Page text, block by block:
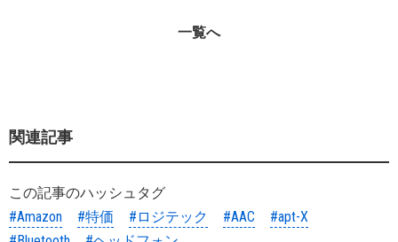
一覧へ
関連記事
この記事のハッシュタグ
#Amazon
#特価 #ロジテック #AAC
#apt-X